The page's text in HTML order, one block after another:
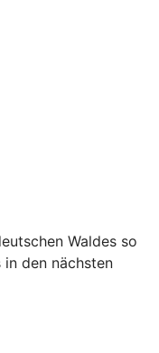
Waldes so
den nächsten